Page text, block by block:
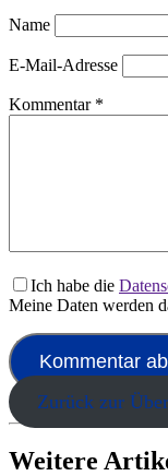
Name
E-Mail-Adresse
Kommentar *
Ich habe die
Meine Daten werden
Zurück zur
Weitere